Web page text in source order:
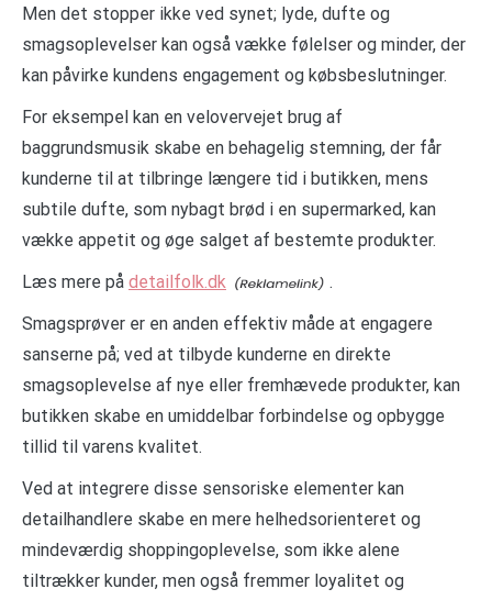
Men det stopper ikke ved synet; lyde, dufte og
smagsoplevelser kan også vække følelser og minder, der
kan påvirke kundens engagement og købsbeslutninger.
For eksempel kan en velovervejet brug af
baggrundsmusik skabe en behagelig stemning, der får
kunderne til at tilbringe længere tid i butikken, mens
subtile dufte, som nybagt brød i en supermarked, kan
vække appetit og øge salget af bestemte produkter.
Læs mere på detailfolk.dk
.
Smagsprøver er en anden effektiv måde at engagere
sanserne på; ved at tilbyde kunderne en direkte
smagsoplevelse af nye eller fremhævede produkter, kan
butikken skabe en umiddelbar forbindelse og opbygge
tillid til varens kvalitet.
Ved at integrere disse sensoriske elementer kan
detailhandlere skabe en mere helhedsorienteret og
mindeværdig shoppingoplevelse, som ikke alene
tiltrækker kunder, men også fremmer loyalitet og